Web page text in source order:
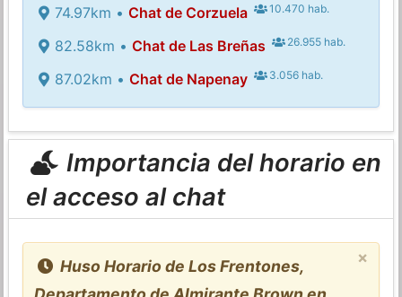
74.97km • Chat de Corzuela 10.470 hab.
82.58km • Chat de Las Breñas 26.955 hab.
87.02km • Chat de Napenay 3.056 hab.
Importancia del horario en
el acceso al chat
×
Huso Horario de Los Frentones,